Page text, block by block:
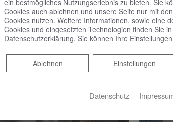
Informationen,
Tool vereinfachen wir für
und Lüftungsanlagen
Systeme.
ein bestmögliches Nutzungserlebnis zu bieten. Sie
Cookies auch ablehnen und unsere Seite nur mit
Cookies nutzen. Weitere Informationen, sowie eine
Cookies und eingesetzten Technologien finden Sie
Datenschutzerklärung. Sie können Ihre Einstellungen
Einstellungen
Ablehnen
Ablehnen
Datenschutz